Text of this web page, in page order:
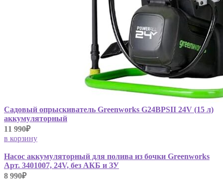
Садовый опрыскиватель Greenworks G24BPSII 24V (15 л)
аккумуляторный
11 990₽
в корзину
Насос аккумуляторный для полива из бочки Greenworks
Арт. 3401007, 24V, без АКБ и ЗУ
8 990₽